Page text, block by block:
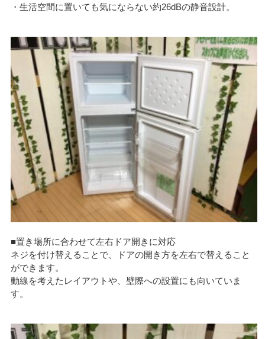
・生活空間に置いても気にならない約26dBの静音設計。
■置き場所に合わせて左右ドア開きに対応
ネジを付け替えることで、ドアの開き方を左右で替えること
ができます。
動線を考えたレイアウトや、壁際への設置にも向いていま
す。